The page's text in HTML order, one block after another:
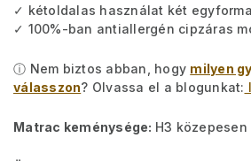
✓ kétoldalas használat két
✓ 100%-ban antiallergén cipzáras
ⓘ Nem biztos abban, hogy milyen
válasszon? Olvassa el a blogunkat:
Matrac keménysége: H3